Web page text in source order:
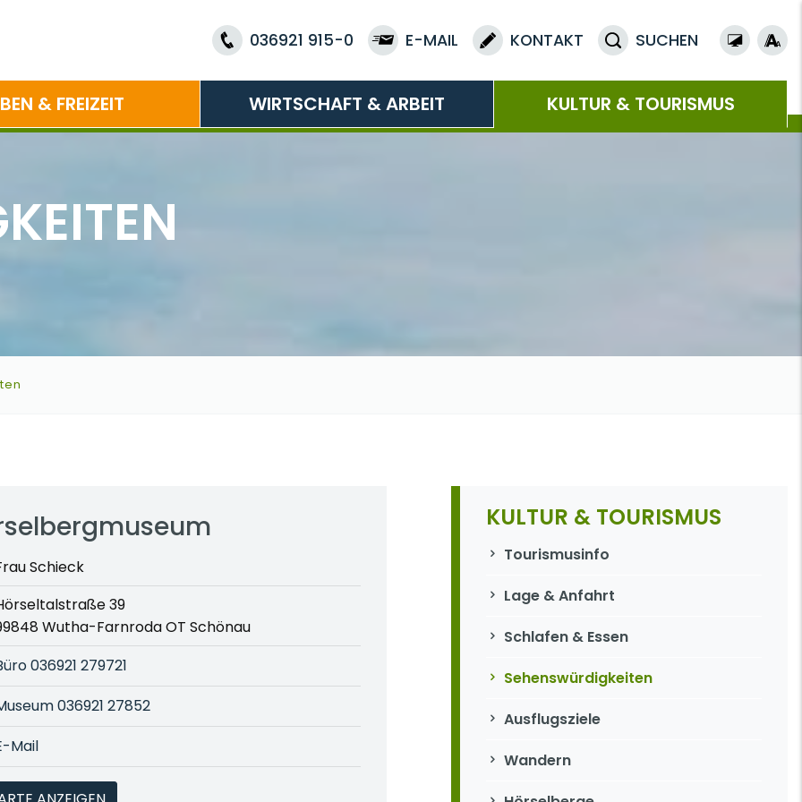
036921 915-0 E-MAIL KONTAKT SUCHEN
& FREIZEIT WIRTSCHAFT & ARBEIT KULTUR & TOURISMUS
Schieck
39
Wutha-Farnroda OT Schönau
036921 279721
036921 27852
Mail
KULTUR & TOURISMUS
Navigation überspringen
Tourismusinfo
Lage & Anfahrt
Schlafen & Essen
Sehenswürdigkeiten
Ausflugsziele
Wandern